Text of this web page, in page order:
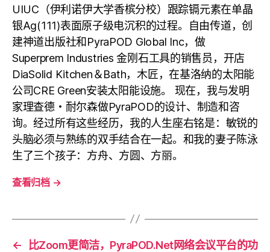
UIUC（伊利诺伊大学香槟分校）跟踪镉元素在单晶
银Ag(111)表面原子级电沉积的过程。自由传道，创
建神道出版社和PyraPOD Global Inc，做
Superprem Industries 金刚石工具的销售员，开店
DiaSolid Kitchen＆Bath，木匠，在基洛纳的太阳能
公司CRE Green安装太阳能设施。 现在，我与发明
家理查德・耐尔森做PyraPOD的设计、制造和咨
询。经过所有这些经历，我的人生座右铭是：敏锐的
头脑必须与熟练的双手结合在一起。和我的妻子陈泳
生了三个孩子：方舟、方圆、方丽。
查看归档 →
←
比Zoom更简洁，PyraPOD.Net网络会议平台的功